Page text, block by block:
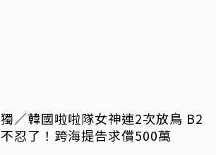
獨／韓國啦啦隊女神連2次放鳥 B2
不忍了！跨海提告求償500萬